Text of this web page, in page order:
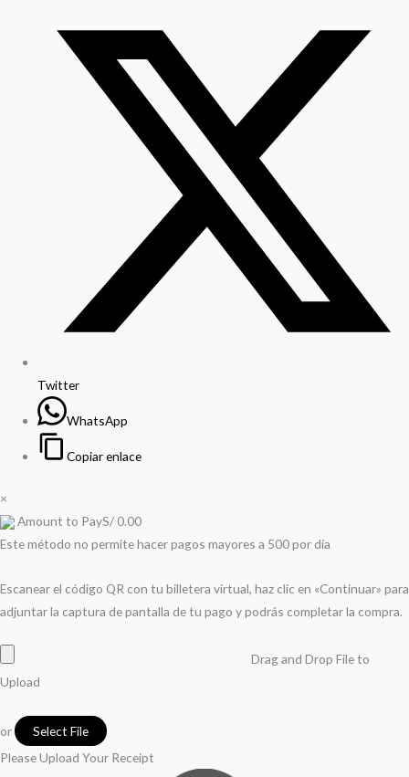
Twitter
WhatsApp
Copiar enlace
×
Amount to PayS/ 0.00
Este método no permite hacer pagos mayores a 500 por día
Escanear el código QR con tu billetera virtual, haz clic en «Continuar» para
adjuntar la captura de pantalla de tu pago y podrás completar la compra.
Drag and Drop File to
Upload
or
Select File
Please Upload Your Receipt